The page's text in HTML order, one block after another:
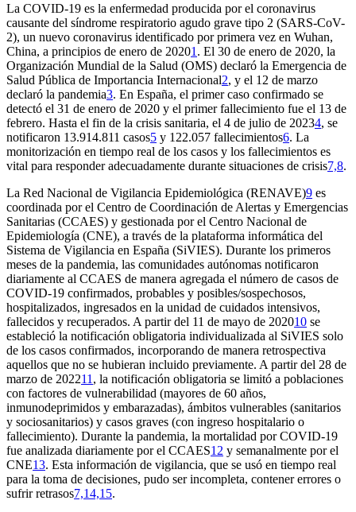
La COVID-19 es la enfermedad producida por el coronavirus
causante del síndrome respiratorio agudo grave tipo 2 (SARS-CoV-
2), un nuevo coronavirus identificado por primera vez en Wuhan,
China, a principios de enero de 20201 . El 30 de enero de 2020, la
Organización Mundial de la Salud (OMS) declaró la Emergencia de
Salud Pública de Importancia Internacional2, y el 12 de marzo
declaró la pandemia3. En España, el primer caso confirmado se
detectó el 31 de enero de 2020 y el primer fallecimiento fue el 13 de
febrero. Hasta el fin de la crisis sanitaria, el 4 de julio de 20234, se
notificaron 13.914.811 casos5 y 122.057 fallecimientos6. La
monitorización en tiempo real de los casos y los fallecimientos es
vital para responder adecuadamente durante situaciones de crisis7,8.
La Red Nacional de Vigilancia Epidemiológica (RENAVE)9 es
coordinada por el Centro de Coordinación de Alertas y Emergencias
Sanitarias (CCAES) y gestionada por el Centro Nacional de
Epidemiología (CNE), a través de la plataforma informática del
Sistema de Vigilancia en España (SiVIES). Durante los primeros
meses de la pandemia, las comunidades autónomas notificaron
diariamente al CCAES de manera agregada el número de casos de
COVID-19 confirmados, probables y posibles/sospechosos,
hospitalizados, ingresados en la unidad de cuidados intensivos,
fallecidos y recuperados. A partir del 11 de mayo de 202010 se
estableció la notificación obligatoria individualizada al SiVIES solo
de los casos confirmados, incorporando de manera retrospectiva
aquellos que no se hubieran incluido previamente. A partir del 28 de
marzo de 202211 , la notificación obligatoria se limitó a poblaciones
con factores de vulnerabilidad (mayores de 60 años,
inmunodeprimidos y embarazadas), ámbitos vulnerables (sanitarios
y sociosanitarios) y casos graves (con ingreso hospitalario o
fallecimiento). Durante la pandemia, la mortalidad por COVID-19
fue analizada diariamente por el CCAES12 y semanalmente por el
CNE13. Esta información de vigilancia, que se usó en tiempo real
para la toma de decisiones, pudo ser incompleta, contener errores o
sufrir retrasos7,14,15.